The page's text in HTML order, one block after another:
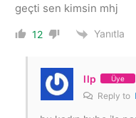
geçti sen kimsin mhj
12 Yanıtla
llp Üye
Reply to